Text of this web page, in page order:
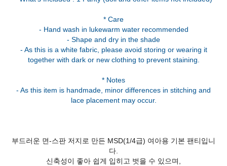
* Care
- Hand wash in lukewarm water recommended
- Shape and dry in the shade
- As this is a white fabric, please avoid storing or wearing it
together with dark or new clothing to prevent staining.
* Notes
- As this item is handmade, minor differences in stitching and
부드러운 면-스판 저지로 만든 MSD(1/4급) 여아용 기본 팬티입니
다.
신축성이 좋아 쉽게 입히고 벗을 수 있으며,